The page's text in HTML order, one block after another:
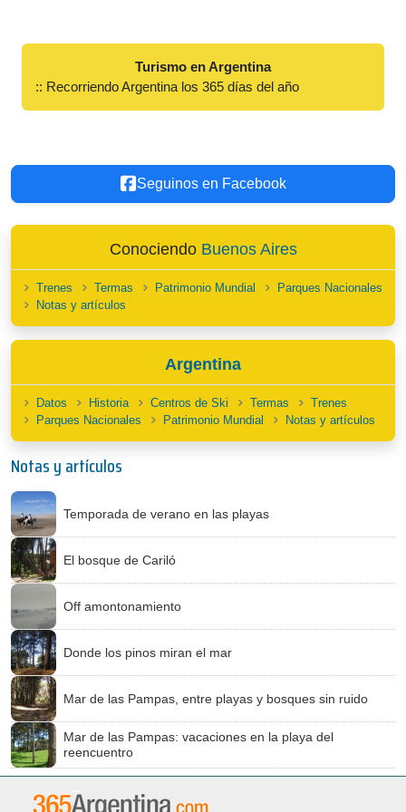
Turismo en Argentina
:: Recorriendo Argentina los 365 días del año
Seguinos en Facebook
Conociendo Buenos Aires
Trenes Termas Patrimonio Mundial
Parques Nacionales
Notas y artículos
Argentina
Datos Historia Centros de Ski Termas
Trenes
Parques Nacionales
Patrimonio Mundial Notas y artículos
Notas y artículos
Temporada de verano en las playas
El bosque de Cariló
Off amontonamiento
Donde los pinos miran el mar
Mar de las Pampas, entre playas y bosques sin ruido
Mar de las Pampas: vacaciones en la playa del
reencuentro